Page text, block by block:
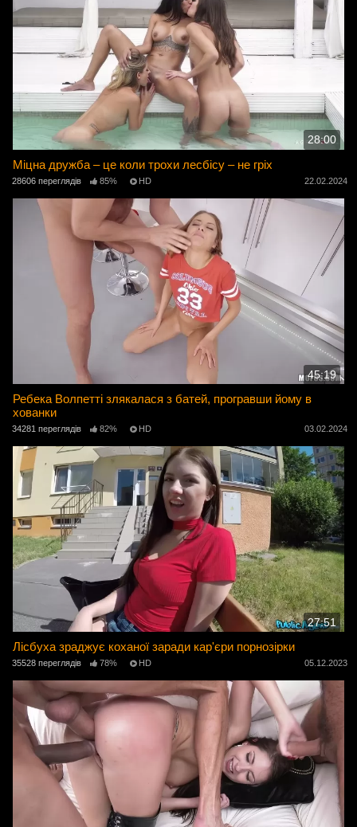
28:00
Міцна дружба – це коли трохи лесбісу – не гріх
28606 переглядів 85% HD 22.02.2024
45:19
Ребека Волпетті злякалася з батей, програвши йому в
хованки
34281 переглядів 82% HD 03.02.2024
27:51
Лісбуха зраджує коханої заради кар'єри порнозірки
35528 переглядів 78% HD 05.12.2023